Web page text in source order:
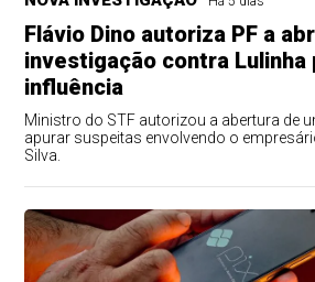
Flávio Dino autoriza PF a
investigação contra
influência
Ministro do STF autorizou a abertura de
apurar suspeitas envolvendo o
Silva.